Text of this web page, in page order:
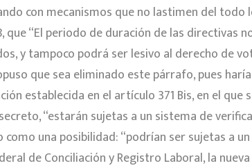
con mecanismos que no lastimen del todo
que “El periodo de duración de las
y tampoco podrá ser lesivo al derecho de
que sea eliminado este párrafo, pues
establecida en el artículo 371 Bis, en el
“estarán sujetas a un sistema de
una posibilidad: “podrían ser sujetas a
de Conciliación y Registro Laboral, la